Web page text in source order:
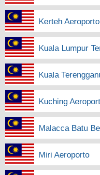
Kerteh Aeroporto
Kuala Lumpur
Kuala
Kuching
Malacca Batu
Miri Aeroporto